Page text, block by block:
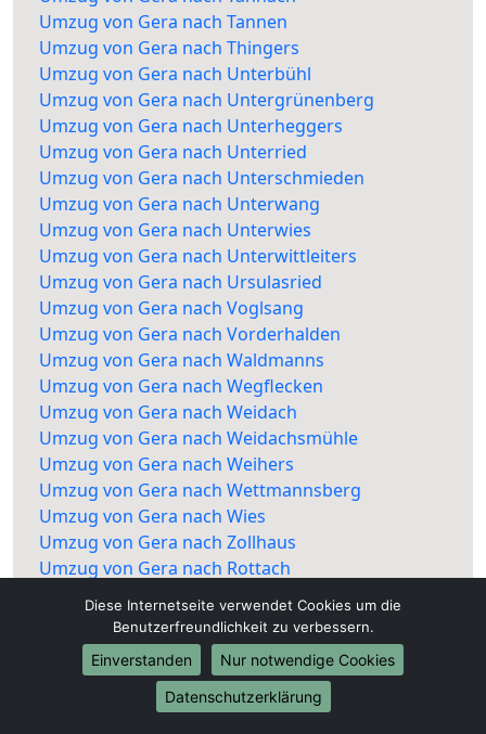
Umzug von Gera nach Tannen
Umzug von Gera nach Thingers
Umzug von Gera nach Unterbühl
Umzug von Gera nach Untergrünenberg
Umzug von Gera nach Unterheggers
Umzug von Gera nach Unterried
Umzug von Gera nach Unterschmieden
Umzug von Gera nach Unterwang
Umzug von Gera nach Unterwies
Umzug von Gera nach Unterwittleiters
Umzug von Gera nach Ursulasried
Umzug von Gera nach Voglsang
Umzug von Gera nach Vorderhalden
Umzug von Gera nach Waldmanns
Umzug von Gera nach Wegflecken
Umzug von Gera nach Weidach
Umzug von Gera nach Weidachsmühle
Umzug von Gera nach Weihers
Umzug von Gera nach Wettmannsberg
Umzug von Gera nach Wies
Umzug von Gera nach Zollhaus
Umzug von Gera nach Rottach
Diese Internetseite verwendet Cookies um die
Benutzerfreundlichkeit zu verbessern.
Einverstanden
Nur notwendige Cookies
Datenschutzerklärung